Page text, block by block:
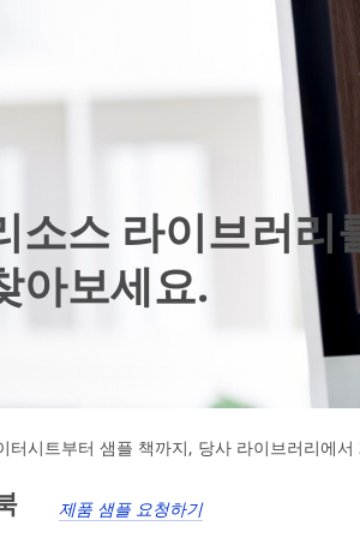
소스 라이브러리
아보세요.
터시트부터 샘플 책까지, 당사 라이브러리에
제품 샘플 요청하기